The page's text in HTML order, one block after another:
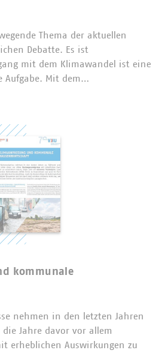
Thema der aktuellen
Debatte. Es ist
mit dem Klimawandel ist eine
Aufgabe. Mit dem…
kommunale
nehmen in den letzten Jahren
Jahre davor vor allem
erheblichen Auswirkungen zu